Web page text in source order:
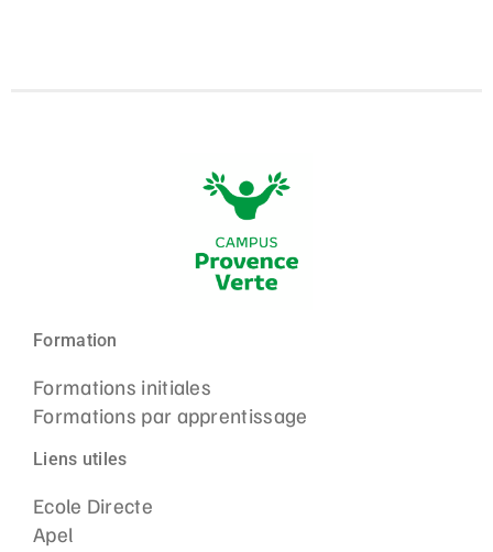
Formation
Formations initiales
Formations par apprentissage
Liens utiles
Ecole Directe
Apel